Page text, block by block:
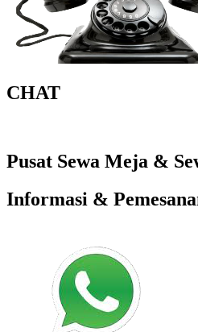
CHAT
Pusat Sewa Meja &
Informasi &